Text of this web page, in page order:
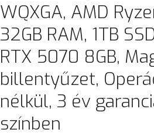
WQXGA, AMD
32GB RAM, 1TB
RTX 5070 8GB,
billentyűzet,
nélkül, 3 év
színben